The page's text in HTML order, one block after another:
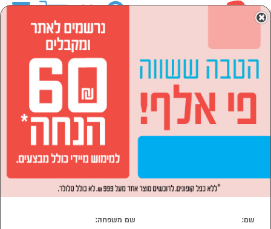
אוזניות
אוזניות על האוזן
אוזניות על האוזן
נמצאו 32 אוזניות על האוזן
מיון: הפופולרים ביותר
×
שם: שם משפחה: